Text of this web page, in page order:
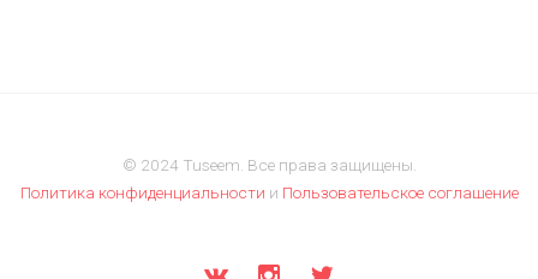
© 2024 Tuseem. Все права защищены.
Политика конфиденциальности и Пользовательское соглашение